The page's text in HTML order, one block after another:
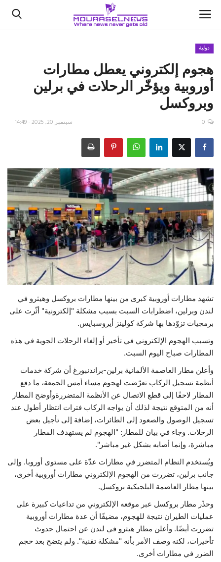
الأخبار
كتّابنا
السعودية
اقتصاد
علوم وتكنولوجيا
رياضة
فيديو
حياة
دولية
هجوم إلكتروني يعطل مطارات
أوروبية ويؤخّر الرحلات في برلين
وبروكسل
سبتمبر 20, 2025 - 14:49 0
تشهد مطارات أوروبية كبرى من بينها مطارات بروكسل وهيثرو في
لندن وبرلين، اضطرابات السبت بسبب مشكلة "إلكترونية" أثّرت على
برمجيات تزوّدها بها شركة كولينز أيروسبايس.
وتسبب الهجوم الإلكتروني في تأخير أو إلغاء الرحلات الجوية في هذه
المطارات صباح اليوم السبت.
وأعلن مطار العاصمة الألمانية برلين-براندنبورغ أن شركة خدمات
أنظمة تسجيل الركاب تعرّضت لهجوم مساء أمس الجمعة، ما دفع
المطار لاحقًا إلى قطع الاتصال عن الأنظمة المتضررةوأوضح المطار
أنه من المتوقع نتيجة لذلك أن يواجه الركاب فترات انتظار أطول عند
تسجيل الوصول والصعود إلى الطائرات، إضافة إلى تأجيل بعض
الرحلات. وجاء في بيان للمطار: "الهجوم لم يستهدف المطار
مباشرة، وإنما أصابه بشكل غير مباشر".
ويُستخدم النظام المتضرر في مطارات عدّة على مستوى أوروبا. وإلى
جانب برلين، تضررت من الهجوم الإلكتروني مطارات أوروبية أخرى،
بينها مطار العاصمة البلجيكية بروكسل.
وحذّر مطار بروكسل عبر موقعه الإلكتروني من تداعيات كبيرة على
عمليات الطيران نتيجة للهجوم، مضيفًا أن عدة مطارات أوروبية
تضررت أيضًا. وأعلن مطار هيثرو في لندن عن احتمال حدوث
تأخيرات، لكنه وصف الأمر بأنه "مشكلة تقنية". ولم يتضح بعد حجم
الضرر في مطارات أخرى.